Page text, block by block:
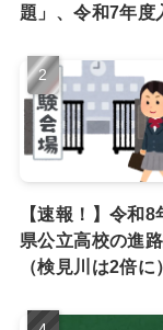
題」、令和7年度
【速報！】令和
県公立高校の進
（検見川は2倍に）